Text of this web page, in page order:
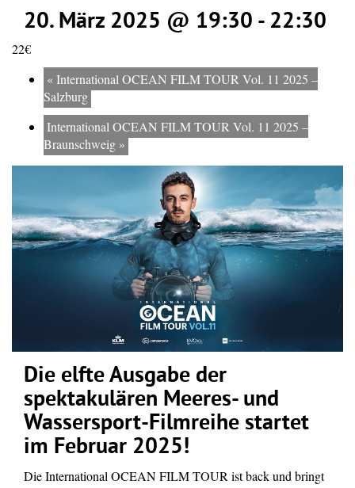
20. März 2025 @ 19:30 - 22:30
22€
«International OCEAN FILM TOUR Vol. 11 2025 –
Salzburg
International OCEAN FILM TOUR Vol. 11 2025 –
Braunschweig »
Die elfte Ausgabe der
spektakulären Meeres- und
Wassersport-Filmreihe startet
im Februar 2025!
Die International OCEAN FILM TOUR ist back und bringt